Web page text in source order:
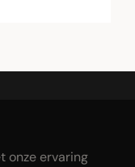
onze ervaring